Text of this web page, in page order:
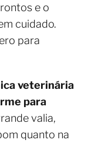
e o
cuidado.
para
veterinária
para
valia,
quanto na